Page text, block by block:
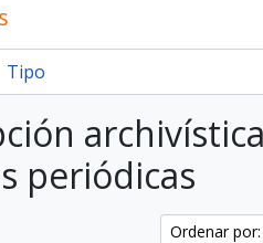
Tipo
periódicas
Ordenar